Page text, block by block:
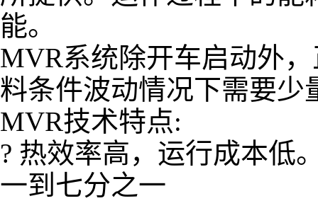
能。
MVR系统除开车启动外
料条件波动情况下需要少
MVR技术特点:
? 热效率高，运行成本低
一到七分之一